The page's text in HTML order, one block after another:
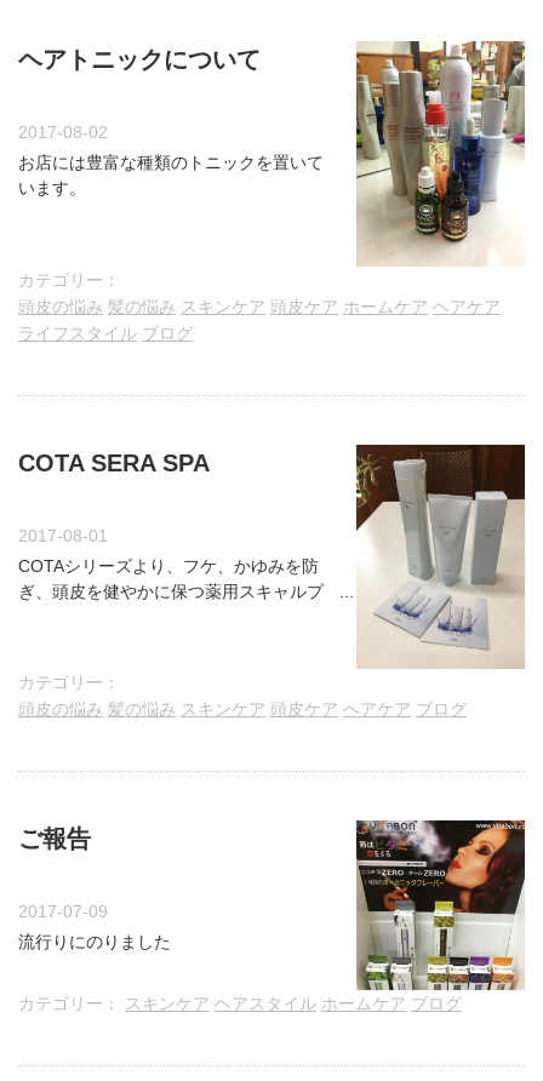
ヘアトニックについて
2017-08-02
お店には豊富な種類のトニックを置いて
います。
カテゴリー：
頭皮の悩み 髪の悩み スキンケア 頭皮ケア ホームケア ヘアケア
ライフスタイル ブログ
COTA SERA SPA
2017-08-01
COTAシリーズより、フケ、かゆみを防
ぎ、頭皮を健やかに保つ薬用スキャルプ
カテゴリー：
頭皮の悩み 髪の悩み スキンケア 頭皮ケア ヘアケア ブログ
ご報告
2017-07-09
流行りにのりました
カテゴリー： スキンケア ヘアスタイル ホームケア ブログ